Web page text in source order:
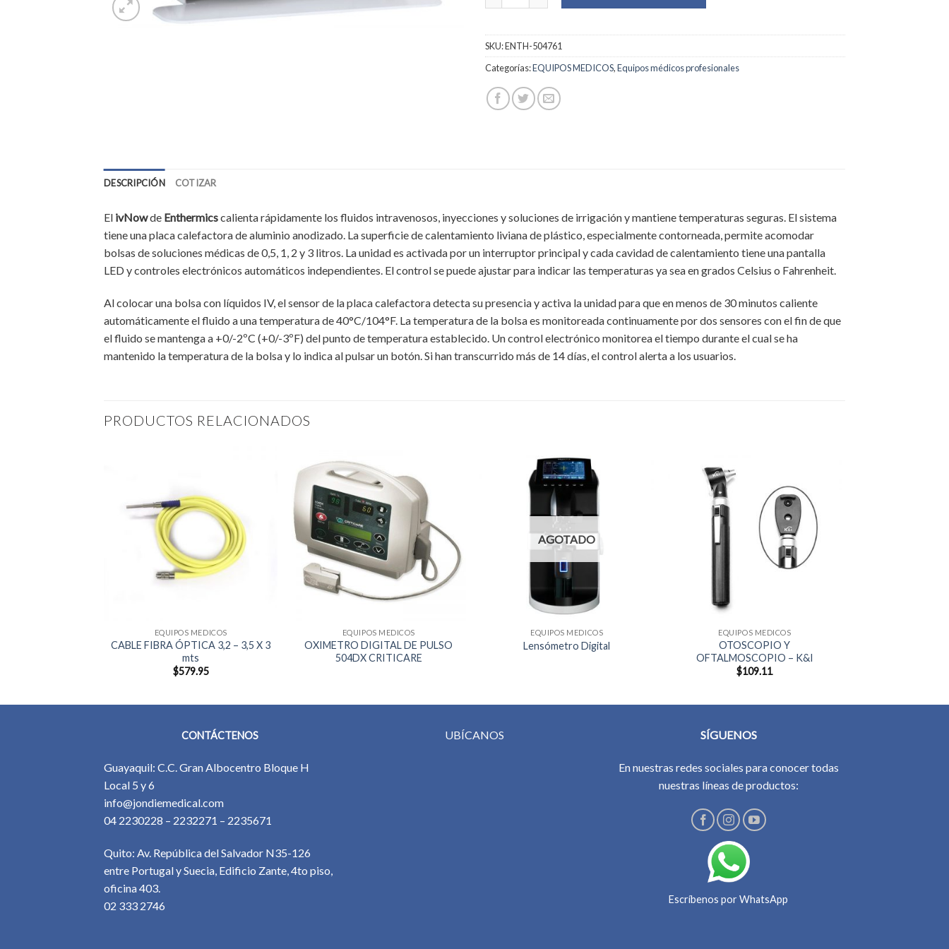
SKU:ENTH-504761
Categorías:EQUIPOS MEDICOS,Equipos médicos profesionales
DESCRIPCIÓN COTIZAR
El ivNowde Enthermicscalienta rápidamente los fluidos intravenosos, inyecciones y soluciones de irrigación y mantiene temperaturas seguras. El sistema
tiene una placa calefactora de aluminio anodizado. La superficie de calentamiento liviana de plástico, especialmente contorneada, permite acomodar
bolsas de soluciones médicas de 0,5, 1, 2 y 3 litros. La unidad es activada por un interruptor principal y cada cavidad de calentamiento tiene una pantalla
LED y controles electrónicos automáticos independientes. El control se puede ajustar para indicar las temperaturas ya sea en grados Celsius o Fahrenheit.
Al colocar una bolsa con líquidos IV, el sensor de la placa calefactora detecta su presencia y activa la unidad para que en menos de 30 minutos caliente
automáticamente el fluido a una temperatura de 40°C/104°F. La temperatura de la bolsa es monitoreada continuamente por dos sensores con el fin de que
el fluido se mantenga a +0/-2ºC (+0/-3ºF) del punto de temperatura establecido. Un control electrónico monitorea el tiempo durante el cual se ha
mantenido la temperatura de la bolsa y lo indica al pulsar un botón. Si han transcurrido más de 14 días, el control alerta a los usuarios.
PRODUCTOS RELACIONADOS
EQUIPOS MEDICOS
CABLE FIBRA ÓPTICA 3,2 – 3,5 X 3
mts
$579.95
EQUIPOS MEDICOS
OXIMETRO DIGITAL DE PULSO
504DX CRITICARE
AGOTADO
EQUIPOS MEDICOS
Lensómetro Digital
EQUIPOS MEDICOS
OTOSCOPIO Y
OFTALMOSCOPIO – K&I
$109.11
CONTÁCTENOS
Guayaquil: C.C. Gran Albocentro Bloque H
Local 5 y 6
info@jondiemedical.com
04 2230228 – 2232271 – 2235671
Quito: Av. República del Salvador N35-126
entre Portugal y Suecia, Edificio Zante, 4to piso,
oficina 403.
02 333 2746
UBÍCANOS SÍGUENOS
En nuestras redes sociales para conocer todas
nuestras líneas de productos:
Escríbenos por WhatsApp